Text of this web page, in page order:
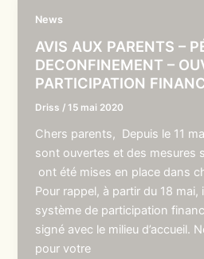
News
AVIS AUX PARENTS –
DECONFINEMENT –
PARTICIPATION
Driss /15 mai 2020
Chers parents, Depuis le 11
sont ouvertes et des mesures
ont été mises en place dans
Pour rappel, à partir du 18 mai,
système de participation
signé avec le milieu d’accueil.
pour votre